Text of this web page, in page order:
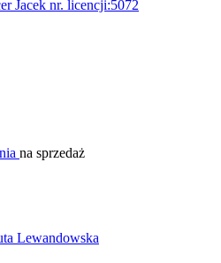
na sprzedaż